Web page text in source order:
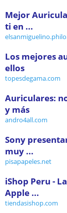
Mejor
ti en ...
Los mejores
ellos
topesdegama.com
Auriculares:
y más
andro4all.com
Sony
muy ...
pisapapeles.net
iShop Peru -
Apple ...
tiendasishop.com